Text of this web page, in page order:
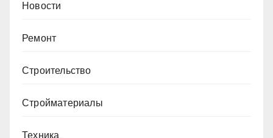
Новости
Ремонт
Строительство
Стройматериалы
Техника